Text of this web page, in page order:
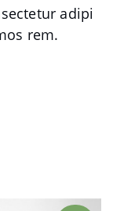
adipi
rem.